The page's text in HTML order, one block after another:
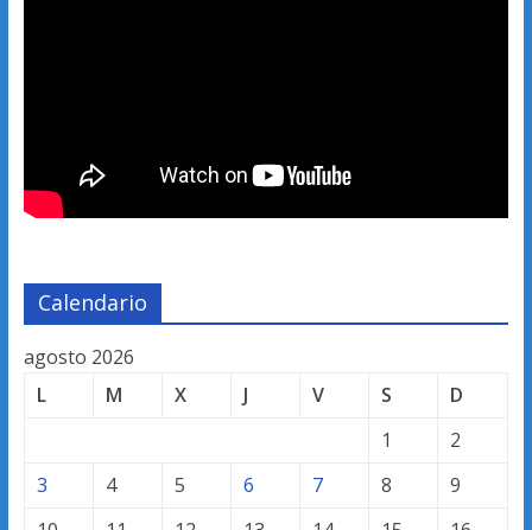
Calendario
agosto 2026
L
M X J V S
D
1
2
3
4 5 6 7 8
9